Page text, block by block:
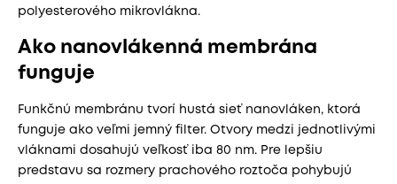
polyesterového mikrovlákna.
Ako nanovlákenná membrána
funguje
Funkčnú membránu tvorí hustá sieť nanovláken, ktorá
funguje ako veľmi jemný filter. Otvory medzi jednotlivými
vláknami dosahujú veľkosť iba 80 nm. Pre lepšiu
predstavu sa rozmery prachového roztoča pohybujú